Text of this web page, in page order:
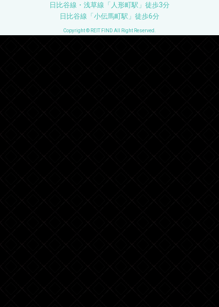
日比谷線・浅草線「人形町駅」徒歩3分
日比谷線「小伝馬町駅」徒歩6分
Copyright © REIT FIND All Right Reserved.